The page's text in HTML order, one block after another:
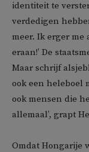
identiteit te
verdedigen
meer. Ik erger me
eraan!’ De
Maar schrijf
ook een heleboel
ook mensen die
allemaal’, grapt
Omdat Hongarije